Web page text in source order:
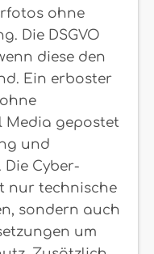
ohne
Die DSGVO
diese den
Ein erboster
Media gepostet
und
Cyber-
nur technische
sondern auch
um